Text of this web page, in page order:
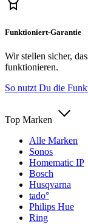
Funktioniert-Garantie
Wir stellen sicher,
funktionieren.
So nutzt Du die
Top Marken
Alle Marken
Sonos
Homematic IP
Bosch
Husqvarna
tado°
Philips Hue
Ring